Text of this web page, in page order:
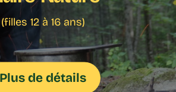
(filles 12 à 16 ans)
Plus de détails